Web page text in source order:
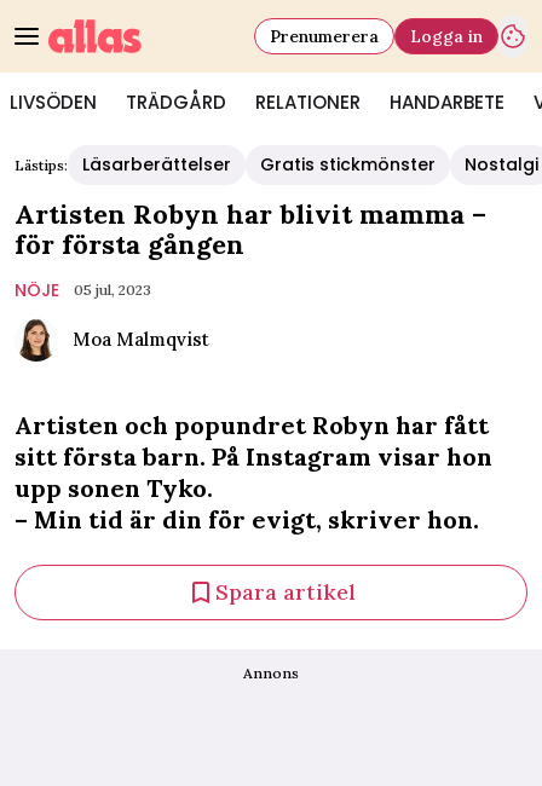
LIVSÖDEN TRÄDGÅRD RELATIONER HANDARBETE
Prenumerera Logga in
Lästips: Läsarberättelser Gratis stickmönster Nostalgi
Artisten Robyn har blivit mamma –
för första gången
NÖJE 05 jul, 2023
Moa Malmqvist
Artisten och popundret Robyn har fått
sitt första barn. På Instagram visar hon
upp sonen Tyko.
– Min tid är din för evigt, skriver hon.
Spara artikel
Annons